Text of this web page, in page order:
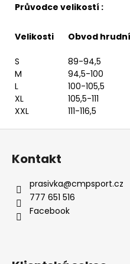
Průvodce velikostí :
Velikosti Obvod
S 89-94,5
M
94,5-100
L
100-105,5
XL
105,5-111
XXL
111-116,5
Z
Kontakt
prasivka@cmpsport.cz
777 651 516
Facebook